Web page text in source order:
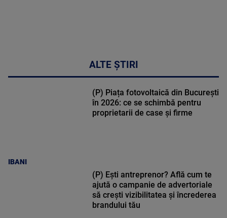
ALTE ȘTIRI
IBANI
(P) Piața fotovoltaică din București
în 2026: ce se schimbă pentru
proprietarii de case și firme
(P) Ești antreprenor? Află cum te
ajută o campanie de advertoriale
să crești vizibilitatea și încrederea
brandului tău